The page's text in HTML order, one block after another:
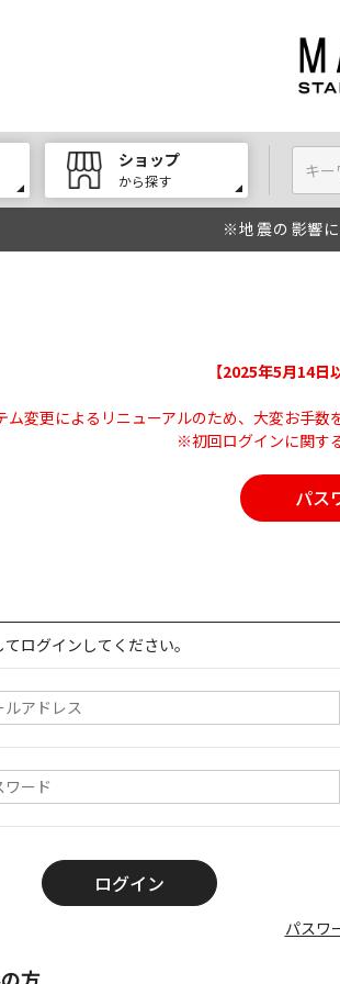
ショップ
から探す
※地震の影響
【2025年5月14日
ム変更によるリニューアルのため、大変お手数
※初回ログインに関す
パス
ログインしてください。
パスワ